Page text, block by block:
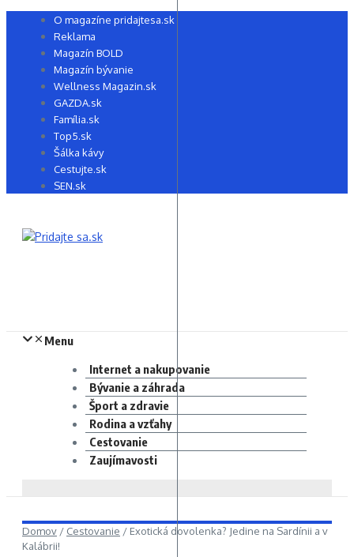
Preskočiť O magazíne pridajtesa.sk
Reklama
Magazín BOLD
Magazín bývanie
Wellness Magazin.sk
GAZDA.sk
Família.sk
Top5.sk
Šálka kávy
Cestujte.sk
SEN.sk
Menu
Internet a nakupovanie
Bývanie a záhrada
Šport a zdravie
Rodina a vzťahy
Cestovanie
Zaujímavosti
Domov / Cestovanie / Exotická dovolenka? Jedine na Sardínii a v
Kalábrii!